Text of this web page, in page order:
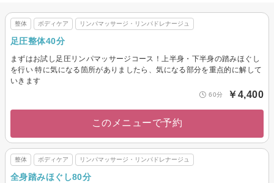
整体 ボディケア リンパマッサージ・リンパドレナージュ
足圧整体40分
まずはお試し足圧リンパマッサージコース！上半身・下半身の踏みほぐし
を行い 特に気になる箇所がありましたら、気になる部分を重点的に解して
いきます
60分 ￥4,400
このメニューで予約
整体 ボディケア リンパマッサージ・リンパドレナージュ
全身踏みほぐし80分